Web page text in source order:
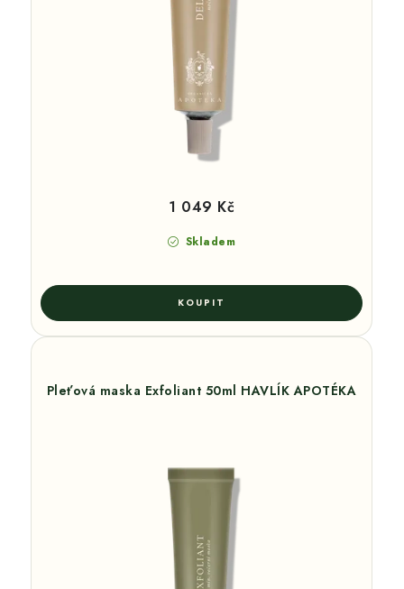
Skladem
1 049 Kč
Pleťová maska Exfoliant 50ml HAVLÍK APOTÉKA